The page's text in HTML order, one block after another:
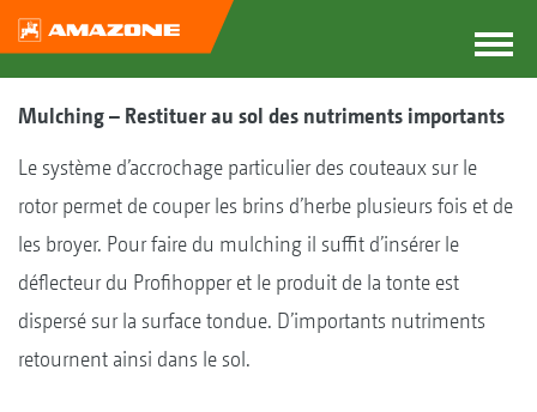
Mulching – Restituer au sol des nutriments importants
Le système d’accrochage particulier des couteaux sur le
rotor permet de couper les brins d’herbe plusieurs fois et de
les broyer. Pour faire du mulching il suffit d’insérer le
déflecteur du Profihopper et le produit de la tonte est
dispersé sur la surface tondue. D’importants nutriments
retournent ainsi dans le sol.